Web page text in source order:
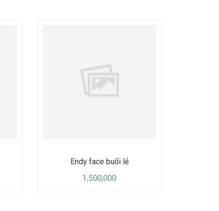
Endy face buổi lẻ
1,500,000